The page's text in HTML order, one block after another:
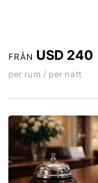
FRÅN USD 240
per rum / per natt